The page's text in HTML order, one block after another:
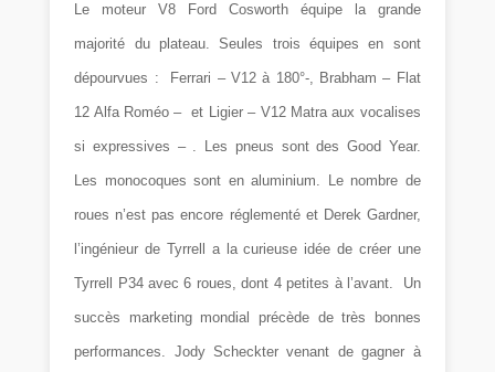
Le moteur V8 Ford Cosworth équipe la grande
majorité du plateau. Seules trois équipes en sont
dépourvues : Ferrari – V12 à 180°-, Brabham – Flat
12 Alfa Roméo – et Ligier – V12 Matra aux vocalises
si expressives – . Les pneus sont des Good Year.
Les monocoques sont en aluminium. Le nombre de
roues n’est pas encore réglementé et Derek Gardner,
l’ingénieur de Tyrrell a la curieuse idée de créer une
Tyrrell P34 avec 6 roues, dont 4 petites à l’avant. Un
succès marketing mondial précède de très bonnes
performances. Jody Scheckter venant de gagner à